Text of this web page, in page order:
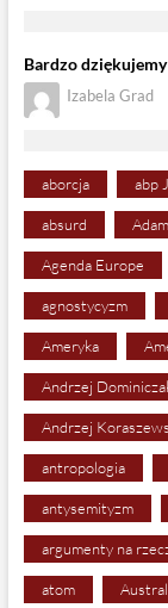
Bardzo
Izabela Grad
aborcja abp
absurd
Agenda Europe
agnostycyzm
Ameryka
Andrzej
Andrzej
antropologia
antysemityzm
argumenty na
atom